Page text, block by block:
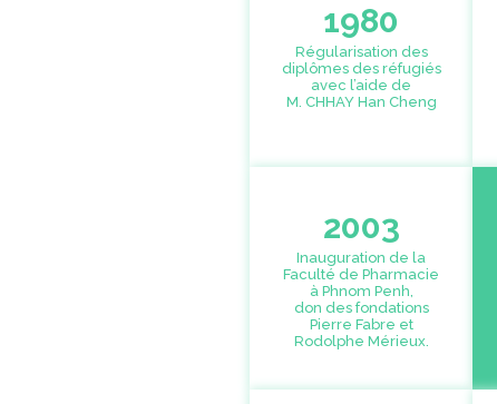
1980
Régularisation des
diplômes des réfugiés
avec l’aide de
M. CHHAY Han Cheng
2003
Inauguration de la
Faculté de Pharmacie
à Phnom Penh,
don des fondations
Pierre Fabre et
Rodolphe Mérieux.